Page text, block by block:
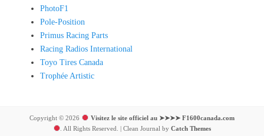
PhotoF1
Pole-Position
Primus Racing Parts
Racing Radios International
Toyo Tires Canada
Trophée Artistic
Copyright © 2026
Visitez le site officiel au ➤➤➤➤ F1600canada.com
. All Rights Reserved. | Clean Journal byCatch Themes